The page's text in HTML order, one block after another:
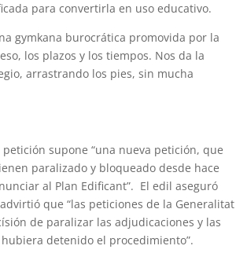
para convertirla en uso educativo.
gymkana burocrática promovida por la
los plazos y los tiempos. Nos da la
arrastrando los pies, sin mucha
supone “una nueva petición, que
paralizado y bloqueado desde hace
al Plan Edificant”. El edil aseguró
que “las peticiones de la Generalitat
de paralizar las adjudicaciones y las
detenido el procedimiento”.